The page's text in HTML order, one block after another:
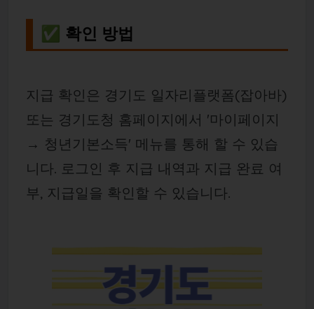
✅ 확인 방법
지급 확인은 경기도 일자리플랫폼(잡아바)
또는 경기도청 홈페이지에서 '마이페이지
→ 청년기본소득' 메뉴를 통해 할 수 있습
니다. 로그인 후 지급 내역과 지급 완료 여
부, 지급일을 확인할 수 있습니다.